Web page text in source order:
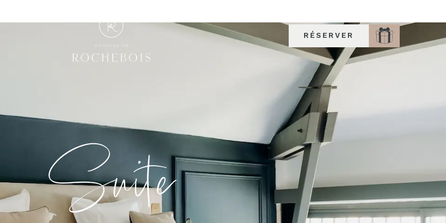
RÉSERVER
Suite